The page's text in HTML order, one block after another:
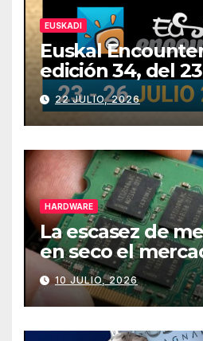
EUSKADI
Euskal
edición 34, del
julio
22 JULIO, 2026
HARDWARE
La escasez de
en seco el
de PCs
10 JULIO, 2026